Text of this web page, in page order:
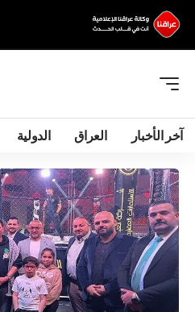
آخر الأخبار العراق الدولية